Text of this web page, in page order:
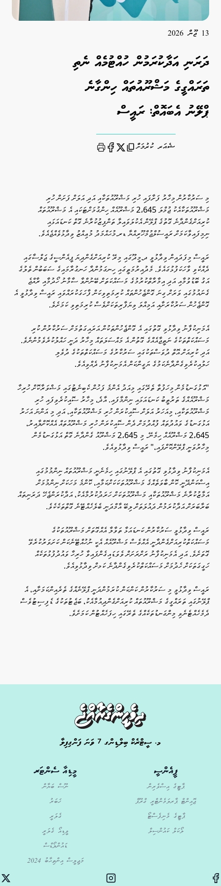
13 ޖޫން 2026
ދަރަނި އަދާކުރަމުން ހުއްޓުމެއް ނެތި
ތަރައްގީގެ މަޝްރޫއުތައް ހިންގާނެ
ޕްލޭނު އެބައޮތް: ރައީސް
ޝެއަރ ކުރުމަށް Print
މި ސަރުކާރުން މިހާރު ފަށާފައި ހުރި މަޝްރޫއުތަކާއި އަދި އަލަށް ފަށަން ހުރި
މަޝްރޫއުތަކާއެކު ޖުމްލަ 2،645 މަޝްރޫއެއް ހިންގުމަށްޓަކައި އެ މަޝްރޫއުތައް
ކުރިއަށްގެންދާނެ ގޮތުގެ ޕްލޭން އެކުލަވައިލާ ތަންފިޒުކުރާނެ ގޮތް ކަނޑައަޅައި
ނިމިފައިވާކަމަށް ރައީސުލްޖުމްހޫރިއްޔާ ޑރ.މުޙައްމަދު މުޢިއްޒު ވިދާޅުވެއްޖެއެވެ.
ރައީސް މިފަދައިން ވިދާޅުވީ ދ.މީދޫގައި މިރޭ ކުރިއަށްގެންދިޔަ ޕީއެންސީގެ ޖަލްސާގައި
ދެއްކެވި ވާހަކަފުޅުގައެވެ. މެދުއިރުމަތީގައި ހިނގަމުންދާ ހަނގުރާމައިގެ ސަބަބުން ތެލުގެ
އަގު ބޮޑުވުމާއި އަދި އިމާރާތްކުރުމުގެ މަސައްކަތަށް ބޭނުންވާ ސާމާނު ހޯދުމާއި ރާއްޖެ
ގެނައުމުގައި ވަރަށް ގިނަ ގޮންޖެހުންތައް ކުރިމަތިވިކަން ފާހަގަކުރައްވައި ރައީސް ވިދާޅުވީ އެ
ގޮންޖެހުން ސަރުކާރަށާއި އަމިއްލަ ވިޔަފާރިތަކަށްވެސް ކުރިމަތިވި ކަމަށެވެ.
އެމަނިކުފާނު ވިދާޅުވި ގޮތުގައި އެ ގޮންޖެހުންތަކުން އަރައިގަތުމަށް ސަރުކާރުން ކުރި
މަސައްކަތްތަކުގެ ނަތީޖާއެއްގެ ގޮތުން އެ މައްސަލަތައް މިހާރު ދަނީ ހައްލުކުރެވެމުންނެވެ.
އަދި ކުރިއަށް އޮތް ދުވަސްތަކުގައި ސަރުކާރުގެ މަސައްކަތްތަކުގެ ދުވެލި
ހަލުއިކުރެވިގެންދާނެކަމުގެ ޔަގީންކަން އެމަނިކުފާނު ދެއްވިއެވެ.
"އަަޅުގަނޑުމެން މިހަފުތާ ތެރޭގައި މިއަދު އެންމެ ފަހުން ކެބިނެޓުގައި މަޝްވަރާކޮށް ހުރިހާ
މަޝްރޫއެއްގެ ތަރުތީބު ކަނޑައަޅައި ނިންމާފައި. އާދެ، މިހާރު ސޮއިކުރެވިފައި ހުރި
މަޝްރޫއުތަކާއި، މިއަހަރު އަލަށް ސޮއިކުރަން ހުރި މަޝްރޫއުތަކާއި، އަދި މި އަންނަ އަހަރު
އަޅުގަނޑުގެ ވައުދުތައް ފުއްދުމަށް ދެން ސޮއިކުރަން ހުރި މަޝްރޫއުތައް އެއްކޮށްލާއިރު،
2،645 މަޝްރޫއެއް ހިމެނޭ. މި 2،645 މަޝްރޫއު ގެންދާނެ ގޮތް އަޅުގަނޑުމެން
މިހާރުވަނީ ޕްލޭންކޮށްފައި،" ރައީސް ވިދާޅުވިއެވެ.
އެމަނިކުފާނު ވިދާޅުވި ގޮތުގައި އެ ޕްލޭނުގައި ހިމެނެނީ މަޝްރޫއުތައް ނިންމުމުގައި
އިސްކަންދޭނީ ކޮން ބާވަތެއްގެ މަޝްރޫއުތަކަކަށްކަމާއި، ކޮންމެ މަހަކަށް ނިންމުމަށް
އަމާޒުކުރާނެ މަޝްރޫއުތަކާއި މަޝްރޫއުތަކަށް ހަރަދުކުރުމާއެކު، އަދާކުރަންޖެހޭ ދަރަނިތައް
ބަރާބަރަށް އަދާކުރަމުން ދައުލަތަށް ލިބޭ އާމްދަނީ ބެލެހެއްޓޭނެ ގޮތްތަކެކެވެ.
ރައީސް ވިދާޅުވީ ސަރުކާރުން ކަނޑައަޅާ ތަވާލާ އެއްގޮތަށް މަޝްރޫއުތަކުގެ
މަސައްކަތްކުރިއަށްގެންދާނީ އެއްވެސް މަޝްރޫއެއް އެކީ ނުހުއްޓޭނެކަން ކަށަވަރުކުރެވޭ
ގޮތަށެވެ. އަދި އެމަނިކުފާނު ރަށްރަށަށް ވެވަޑައިގެންފައިވާ ހުރިހާ ވައުދުފުޅުތަކެއް
ހަގީގަތަކަށް ހެދުމަށް މަސައްކަތްކުރެވިގެންދާނެ ކަމށް ވިދާޅުވިއެވެ.
ރައީސް ވިދާޅުވީ މި ސަރުކާރުން ކަންކަން ކުރަމުންދަނީ ޕްލޭނެއްގެ ތެރެއިންކަމަށާއި، އެ
ޕްލޭނުގައި ތަރައްގީގެ މަޝްރޫއުތައް ކުރިއަށްގެންދިއުމާއެކު، ބަޖެޓުތަކުގެ ޑެފިސިޓުވެސް
ދެމެހެއްޓެނެވި މިންގަނޑުތަކެއްގެ ތެރޭގައި ހިފަހެއްޓުން ކަމަށެވެ.
މ. ސީޓްރެކް ބިލްޑިންގ 7 ވަނަ ފަންގިފިލާ
ޕީއެންސީ
ޕާޓީގެ އިސްވެރިން
ޖޮއިންޓް ޕާރލަމެންޓްރީ ގްރޫޕް
ޕާޓީގެ މެނިފެސްޓޯ
ލޯކަލް ކައުންސިލް
މީޑިއާ ސެންޓަރ
ނޫސް ބަޔާން
ޚަބަރު
ގެލަރީ
ވީޑިއޯ ގެލަރީ
ޑައުންލޯޑްސް
މަޖިލީސް އިންތިޙާބު 2024